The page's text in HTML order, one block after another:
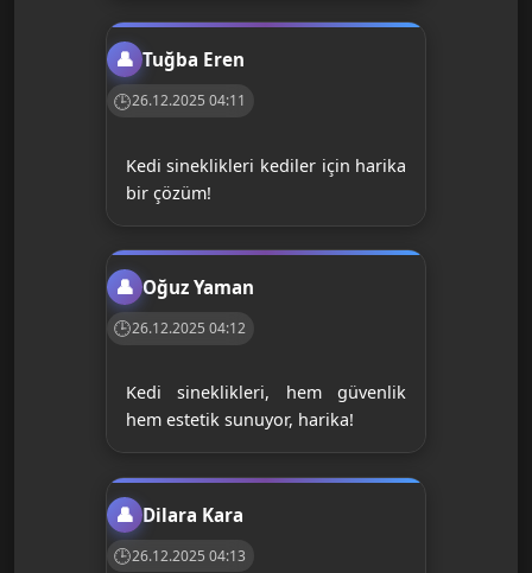
Tuğba Eren
26.12.2025 04:11
Kedi sineklikleri kediler için harika
bir çözüm!
Oğuz Yaman
26.12.2025 04:12
Kedi sineklikleri, hem güvenlik
hem estetik sunuyor, harika!
Dilara Kara
26.12.2025 04:13